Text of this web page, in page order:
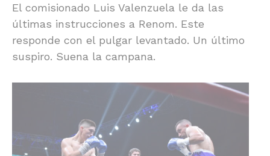
El comisionado Luis Valenzuela le da las
últimas instrucciones a Renom. Este
responde con el pulgar levantado. Un último
suspiro. Suena la campana.